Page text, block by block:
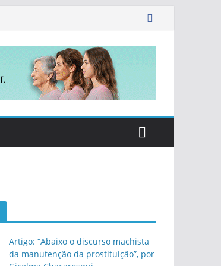
Artigo: “Abaixo o discurso machista
da manutenção da prostituição”, por